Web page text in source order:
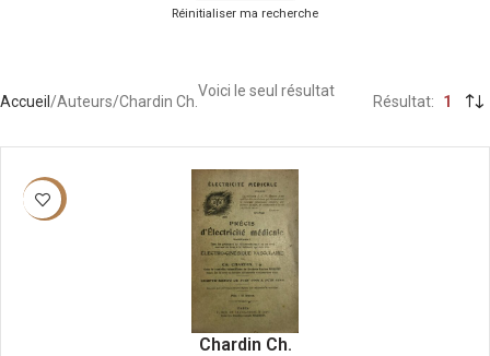
Réinitialiser ma recherche
Accueil Auteurs Chardin Ch.
Voici le seul résultat
Résultat 1
-40%
Chardin Ch.